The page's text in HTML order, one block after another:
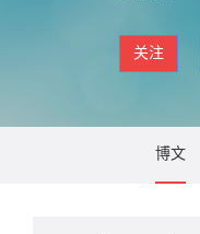
关注
博文